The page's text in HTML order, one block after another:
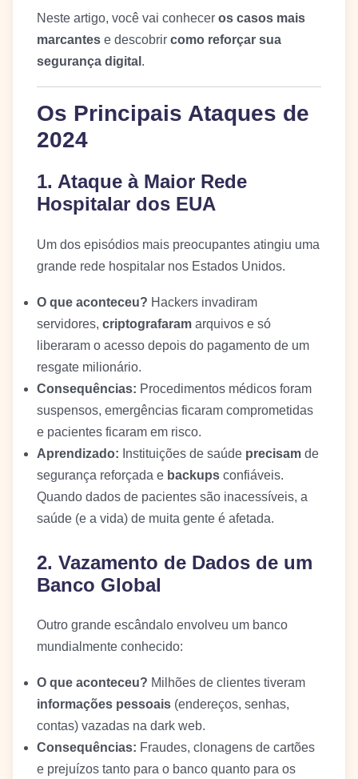
Neste artigo, você vai conhecer os casos mais
marcantes e descobrir como reforçar sua
segurança digital .
Os Principais Ataques de
2024
1. Ataque à Maior Rede
Hospitalar dos EUA
Um dos episódios mais preocupantes atingiu uma
grande rede hospitalar nos Estados Unidos.
O que aconteceu? Hackers invadiram
servidores, criptografaram arquivos e só
liberaram o acesso depois do pagamento de um
resgate milionário.
Consequências: Procedimentos médicos foram
suspensos, emergências ficaram comprometidas
e pacientes ficaram em risco.
Aprendizado: Instituições de saúde precisam de
segurança reforçada e backups confiáveis.
Quando dados de pacientes são inacessíveis, a
saúde (e a vida) de muita gente é afetada.
2. Vazamento de Dados de um
Banco Global
Outro grande escândalo envolveu um banco
mundialmente conhecido:
O que aconteceu? Milhões de clientes tiveram
informações pessoais (endereços, senhas,
contas) vazadas na dark web.
Consequências: Fraudes, clonagens de cartões
e prejuízos tanto para o banco quanto para os